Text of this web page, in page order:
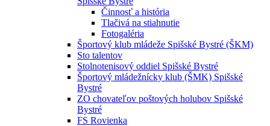
Činnosť a história
Tlačivá na stiahnutie
Fotogaléria
Športový klub mládeže Spišské Bystré (ŠKM)
Sto talentov
Stolnotenisový oddiel Spišské Bystré
Športový mládežnícky klub (ŠMK) Spišské
Bystré
ZO chovateľov poštových holubov Spišské
Bystré
FS Rovienka